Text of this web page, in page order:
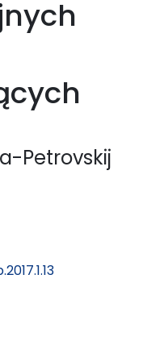
Petrovskij